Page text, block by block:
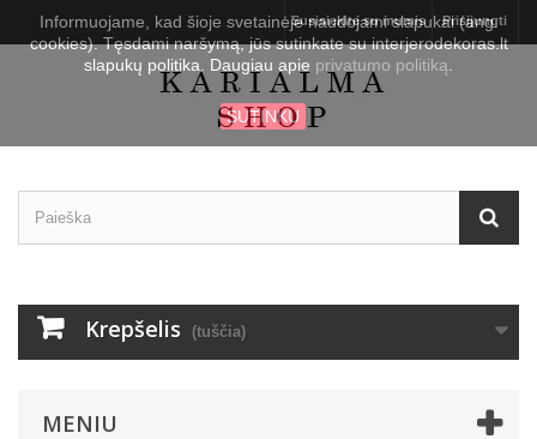
Prisijungti
Susisiekite su mumis
Krepšelis (tuščia)
MENIU
Informuojame, kad šioje svetainėje naudojami slapukai (ang.
cookies). Tęsdami naršymą, jūs sutinkate su interjerodekoras.lt
slapukų politika. Daugiau apie privatumo politiką
SUTINKU